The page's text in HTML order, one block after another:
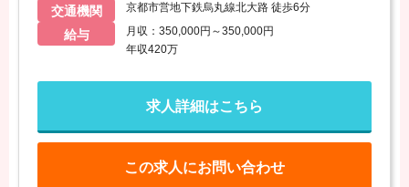
交通機関 京都市営地下鉄烏丸線北大路 徒歩6分
給与
月収：350,000円～350,000円
年収420万
求人詳細はこちら
この求人にお問い合わせ